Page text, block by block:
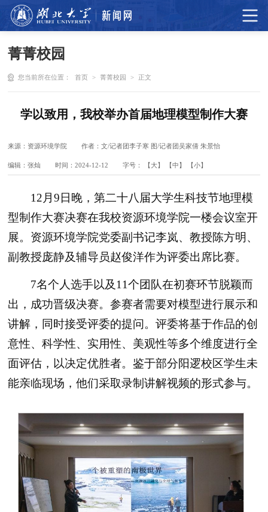
菁菁校园
您当前所在位置： 首页 > 菁菁校园 > 正文
学以致用，我校举办首届地理模型制作大赛
来源：资源环境学院 作者：文/记者团李子寒 图/记者团吴家倩 朱景怡
编辑：张灿 时间：2024-12-12 字号： 【大】 【中】 【小】
12月9日晚，第二十八届大学生科技节地理模
型制作大赛决赛在我校资源环境学院一楼会议室开
展。资源环境学院党委副书记李岚、教授陈方明、
副教授庞静及辅导员赵俊洋作为评委出席比赛。
7名个人选手以及11个团队在初赛环节脱颖而
出，成功晋级决赛。参赛者需要对模型进行展示和
讲解，同时接受评委的提问。评委将基于作品的创
意性、科学性、实用性、美观性等多个维度进行全
面评估，以决定优胜者。鉴于部分阳逻校区学生未
能亲临现场，他们采取录制讲解视频的形式参与。